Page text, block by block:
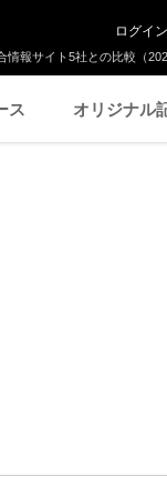
報サイト5社との比較（
ログイン
ス オリジナル